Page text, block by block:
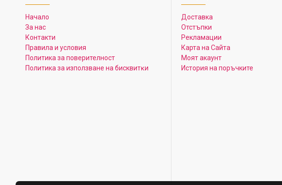
Начало
За нас
Контакти
Правила и условия
Политика за поверителност
Πoлитика зa изпoлзвaнe нa бисквитĸи
Доставка
Отстъпки
Рекламации
Карта на Сайта
Моят акаунт
История на поръчките